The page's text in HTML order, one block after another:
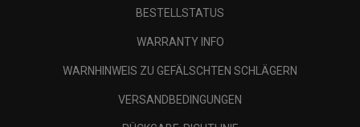
BESTELLSTATUS
WARRANTY INFO
WARNHINWEIS ZU GEFÄLSCHTEN SCHLÄGERN
VERSANDBEDINGUNGEN